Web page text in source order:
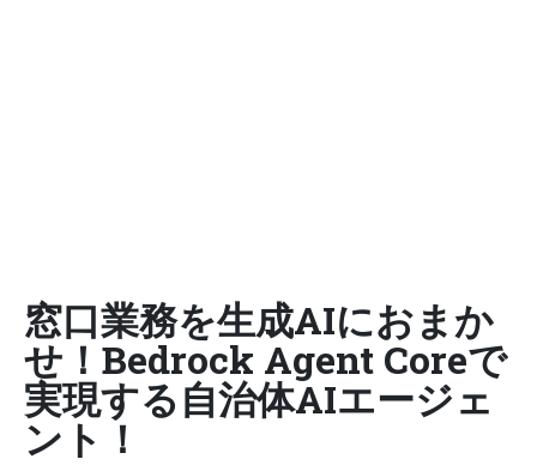
窓口業務を生成AIにおまか
せ！Bedrock Agent Coreで
実現する自治体AIエージェ
ント！